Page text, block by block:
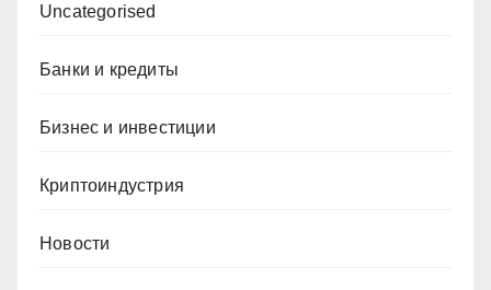
Uncategorised
Банки и кредиты
Бизнес и инвестиции
Криптоиндустрия
Новости